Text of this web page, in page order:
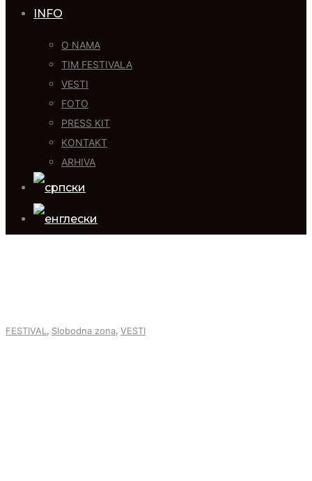
INFO
O NAMA
TIM FESTIVALA
VESTI
FOTO
PRESS KIT
KONTAKT
ARHIVA
FESTIVAL , Slobodna zona, VESTI